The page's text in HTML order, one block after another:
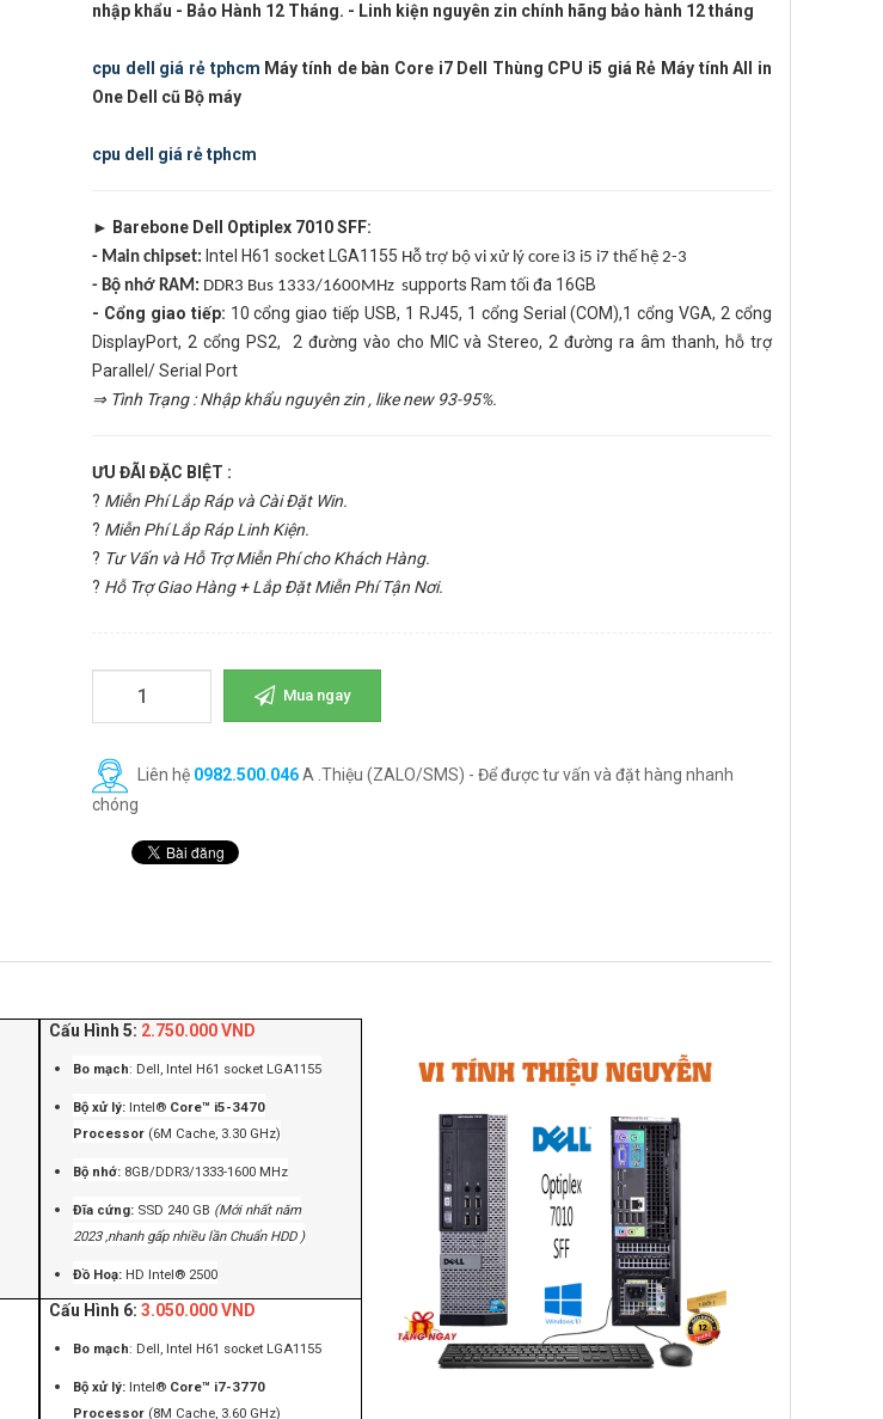
nhập khẩu - Bảo Hành 12 Tháng. - Linh kiện nguyên zin chính hãng bảo hành 12 tháng
cpu dell giá rẻ tphcm Máy tính de bàn Core i7 Dell Thùng CPU i5 giá Rẻ Máy tính All in
One Dell cũ Bộ máy
cpu dell giá rẻ tphcm
► Barebone Dell Optiplex 7010 SFF:
- Main chipset: Intel H61 socket LGA1155 Hỗ trợ bộ vi xử lý core i3 i5 i7 thế hệ 2-3
- Bộ nhớ RAM: DDR3 Bus 1333/1600MHz supports Ram tối đa 16GB
- Cổng giao tiếp: 10 cổng giao tiếp USB, 1 RJ45, 1 cổng Serial (COM),1 cổng VGA, 2 cổng
DisplayPort, 2 cổng PS2, 2 đường vào cho MIC và Stereo, 2 đường ra âm thanh, hỗ trợ
Parallel/ Serial Port
⇒ Tình Trạng : Nhập khẩu nguyên zin , like new 93-95%.
ƯU ĐÃI ĐẶC BIỆT :
? Miễn Phí Lắp Ráp và Cài Đặt Win.
? Miễn Phí Lắp Ráp Linh Kiện.
? Tư Vấn và Hỗ Trợ Miễn Phí cho Khách Hàng.
? Hỗ Trợ Giao Hàng + Lắp Đặt Miễn Phí Tận Nơi.
Mua ngay
Liên hệ 0982.500.046A .Thiệu (ZALO/SMS) - Để được tư vấn và đặt hàng nhanh
chóng
Cấu Hình 5: 2.750.000 VND
Bo mạch: Dell, Intel H61 socket LGA1155
Bộ xử lý: Intel® Core™ i5-3470
Processor (6M Cache, 3.30 GHz)
Bộ nhớ: 8GB/DDR3/1333-1600 MHz
Đĩa cứng: SSD 240 GB (Mới nhất năm
2023 ,nhanh gấp nhiều lần Chuẩn HDD )
Đồ Hoạ: HD Intel® 2500
Cấu Hình 6:3.050.000 VND
Bo mạch: Dell, Intel H61 socket LGA1155
Bộ xử lý: Intel® Core™ i7-3770
Processor (8M Cache, 3.60 GHz)